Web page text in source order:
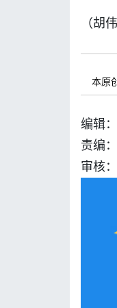
（胡伟
本原
编辑
责编
审核